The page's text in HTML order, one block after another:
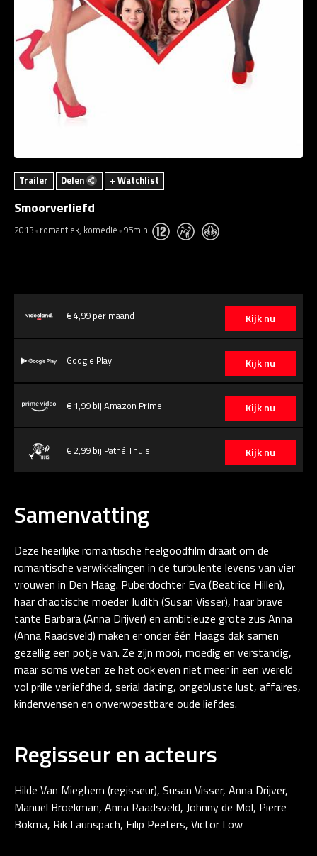
Trailer Delen + Watchlist
Smoorverliefd
2013 romantiek, komedie 95min.
Kijk nu
€ 4,99 per maand
Kijk nu
Google Play
Kijk nu
€ 1,99 bij Amazon Prime
Kijk nu
€ 2,99 bij Pathé Thuis
Samenvatting
Deze heerlijke romantische feelgoodfilm draait om de
romantische verwikkelingen in de turbulente levens van vier
vrouwen in Den Haag. Puberdochter Eva (Beatrice Hillen),
haar chaotische moeder Judith (Susan Visser), haar brave
tante Barbara (Anna Drijver) en ambitieuze grote zus Anna
(Anna Raadsveld) maken er onder één Haags dak samen
gezellig een potje van. Ze zijn mooi, moedig en verstandig,
maar soms weten ze het ook even niet meer in een wereld
vol prille verliefdheid, serial dating, ongebluste lust, affaires,
kinderwensen en onverwoestbare oude liefdes.
Regisseur en acteurs
Hilde Van Mieghem (regisseur), Susan Visser, Anna Drijver,
Manuel Broekman, Anna Raadsveld, Johnny de Mol, Pierre
Bokma, Rik Launspach, Filip Peeters, Victor Löw